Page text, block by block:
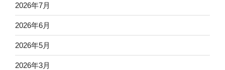
2026年7月
2026年6月
2026年5月
2026年3月